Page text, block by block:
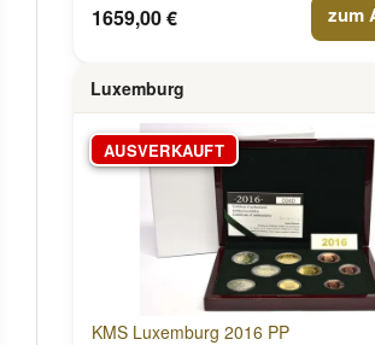
1659,00 € zum
Luxemburg
AUSVERKAUFT
KMS Luxemburg 2016 PP